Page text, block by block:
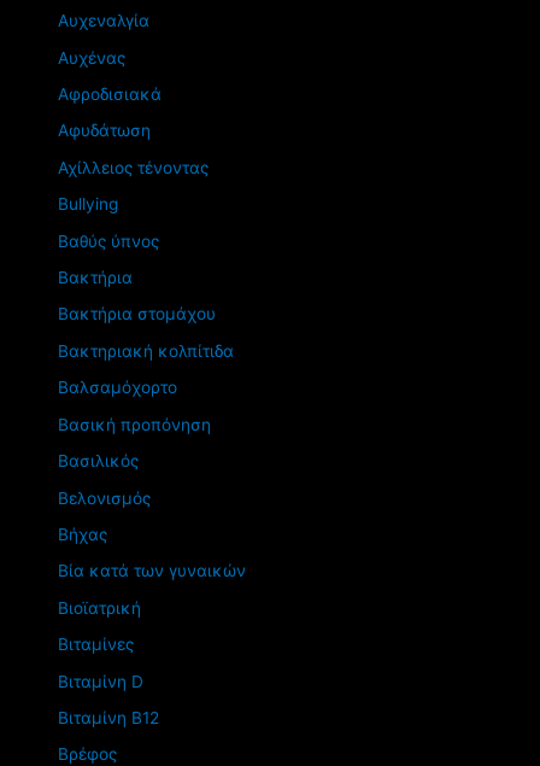
Αυχεναλγία
Αυχένας
Αφροδισιακά
Αφυδάτωση
Αχίλλειος τένοντας
Βullying
Βαθύς ύπνος
Βακτήρια
Βακτήρια στομάχου
Βακτηριακή κολπίτιδα
Βαλσαμόχορτο
Βασική προπόνηση
Βασιλικός
Βελονισμός
Βήχας
Βία κατά των γυναικών
Βιοϊατρική
Βιταμίνες
Βιταμίνη D
Βιταμίνη Β12
Βρέφος